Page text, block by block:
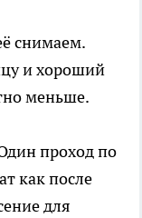
снимаем.
и хороший
меньше.
проход по
как после
для